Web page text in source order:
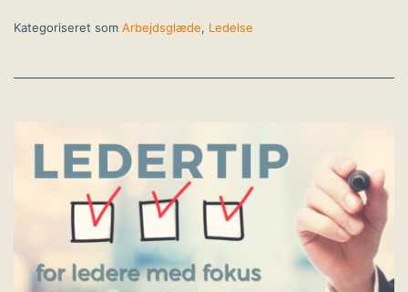
Kategoriseret som Arbejdsglæde, Ledelse